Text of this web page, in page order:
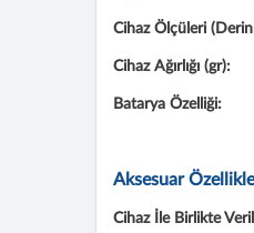
Cihaz Ölçüleri
Cihaz Ağırlığı (gr):
Batarya Özelliği:
Aksesuar
Cihaz İle Birlikte